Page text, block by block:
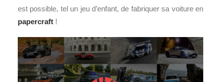
est possible, tel un jeu d’enfant, de fabriquer sa voiture en
papercraft !